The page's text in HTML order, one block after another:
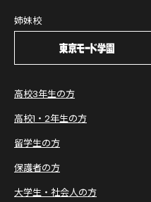
姉妹校
高校3年生の方
高校1・2年生の方
留学生の方
保護者の方
大学生・社会人の方